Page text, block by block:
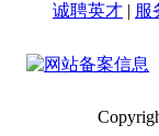
诚聘英才 | 服